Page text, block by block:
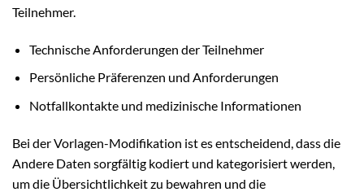
Teilnehmer.
Technische Anforderungen der Teilnehmer
Persönliche Präferenzen und Anforderungen
Notfallkontakte und medizinische Informationen
Bei der Vorlagen-Modifikation ist es entscheidend, dass die
Andere Daten sorgfältig kodiert und kategorisiert werden,
um die Übersichtlichkeit zu bewahren und die